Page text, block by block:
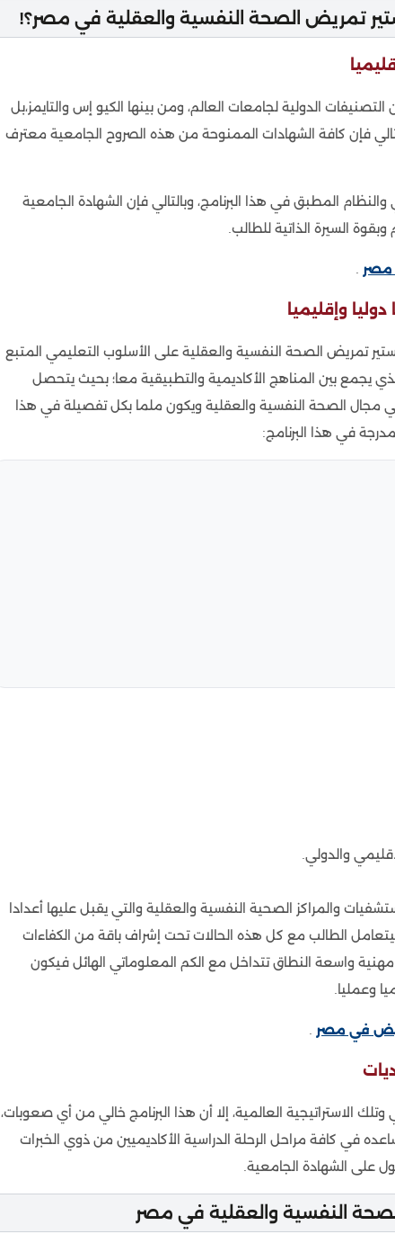
تمريض الصحة النفسية والعقلية في مصر؟!
الدولية لجامعات العالم، ومن بينها الكيو إس والتايمز،بل
فإن كافة الشهادات الممنوحة من هذه الصروح الجامعية معترف
المطبق في هذا البرنامج، وبالتالي فإن الشهادة الجامعية
السيرة الذاتية للطالب.
مصر .
وإقليميا
تمريض الصحة النفسية والعقلية على الأسلوب التعليمي المتبع
يجمع بين المناهج الأكاديمية والتطبيقية معا؛ بحيث يتحصل
مجال الصحة النفسية والعقلية ويكون ملما بكل تفصيلة في هذا
في هذا البرنامج:
والدولي.
والمراكز الصحية النفسية والعقلية والتي يقبل عليها أعدادا
الطالب مع كل هذه الحالات تحت إشراف باقة من الكفاءات
واسعة النطاق تتداخل مع الكم المعلوماتي الهائل فيكون
وعمليا.
في مصر .
الاستراتيجية العالمية، إلا أن هذا البرنامج خالي من أي صعوبات،
في كافة مراحل الرحلة الدراسية الأكاديميين من ذوي الخبرات
على الشهادة الجامعية.
النفسية والعقلية في مصر